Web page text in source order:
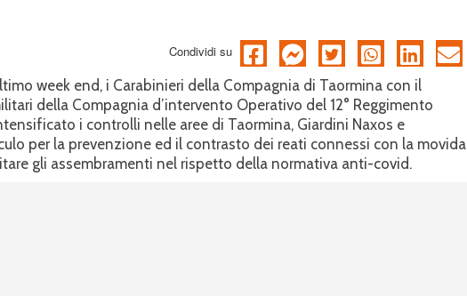
Condividi su
week end, i Carabinieri della Compagnia di Taormina con il
della Compagnia d’intervento Operativo del 12° Reggimento
i controlli nelle aree di Taormina, Giardini Naxos e
per la prevenzione ed il contrasto dei reati connessi con la movida
gli assembramenti nel rispetto della normativa anti-covid.